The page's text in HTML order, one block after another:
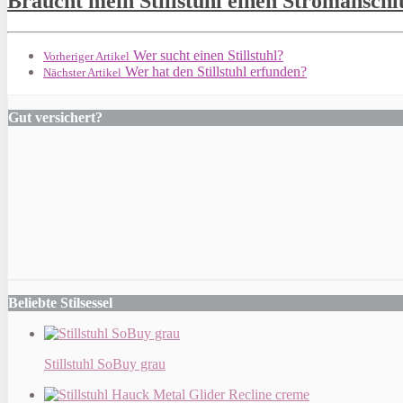
Vorheriger Artikel Wer sucht einen Stillstuhl?
Nächster Artikel Wer hat den Stillstuhl erfunden?
Gut versichert?
Beliebte Stilsessel
Stillstuhl SoBuy grau